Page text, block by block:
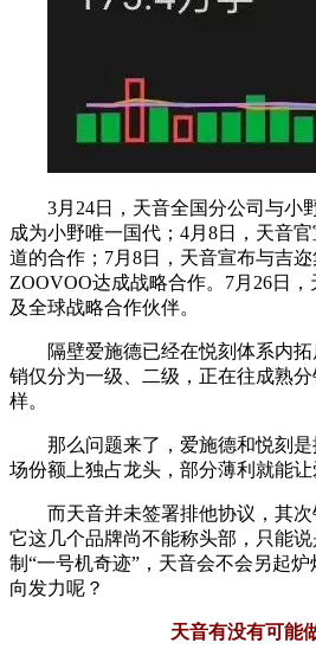
3月24日，天音全国分公司与小
成为小野唯一国代；4月8日，天音
道的合作；7月8日，天音宣布与吉迩
ZOOVOO达成战略合作。7月26日
及全球战略合作伙伴。
隔壁爱施德已经在悦刻体系内
销仅分为一级、二级，正在往成熟
样。
那么问题来了，爱施德和悦刻
场份额上独占龙头，部分薄利就能让
而天音并未签署排他协议，其
它这几个品牌尚不能称头部，只能
制“一号机奇迹”，天音会不会另起
向发力呢？
天音有没有可能